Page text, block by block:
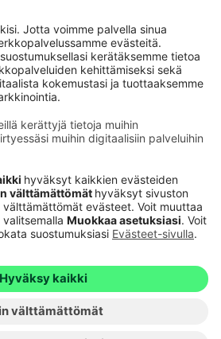
edellytykset